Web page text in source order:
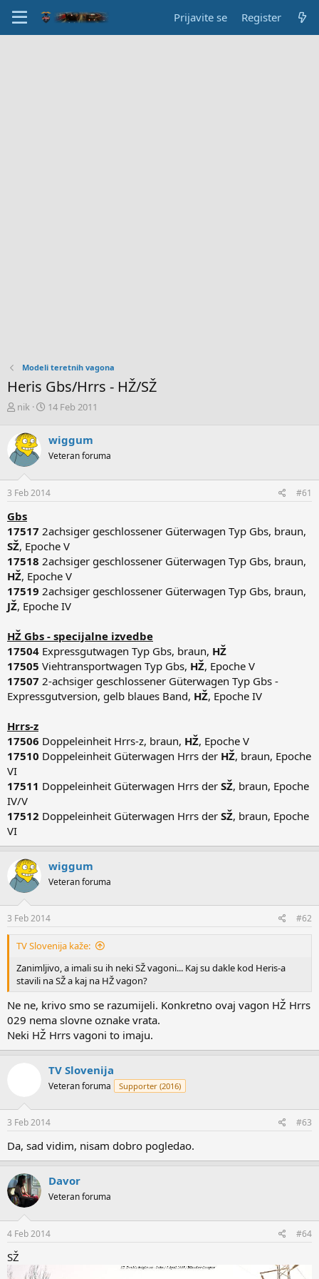
Prijavite se Register
Modeli teretnih vagona
Heris Gbs/Hrrs - HŽ/SŽ
T
r
e
a
d
s
t
r
t
e
r
nik
D
u
m
r
v
p
o
s
t
14 Feb 2011
wiggum
Veteran foruma
3 Feb 2014 #61
Gbs
17517 2achsiger geschlossener Güterwagen Typ Gbs, braun,
SŽ, Epoche V
17518 2achsiger geschlossener Güterwagen Typ Gbs, braun,
HŽ, Epoche V
17519 2achsiger geschlossener Güterwagen Typ Gbs, braun,
JŽ, Epoche IV
HŽ Gbs - specijalne izvedbe
17504 Expressgutwagen Typ Gbs, braun, HŽ
17505 Viehtransportwagen Typ Gbs, HŽ, Epoche V
17507 2-achsiger geschlossener Güterwagen Typ Gbs -
Expressgutversion, gelb blaues Band, HŽ, Epoche IV
Hrrs-z
17506 Doppeleinheit Hrrs-z, braun, HŽ, Epoche V
17510 Doppeleinheit Güterwagen Hrrs der HŽ, braun, Epoche
VI
17511 Doppeleinheit Güterwagen Hrrs der SŽ, braun, Epoche
IV/V
17512 Doppeleinheit Güterwagen Hrrs der SŽ, braun, Epoche
VI
wiggum
Veteran foruma
3 Feb 2014 #62
TV Slovenija kaže:
Zanimljivo, a imali su ih neki SŽ vagoni... Kaj su dakle kod Heris-a
stavili na SŽ a kaj na HŽ vagon?
Ne ne, krivo smo se razumijeli. Konkretno ovaj vagon HŽ Hrrs
029 nema slovne oznake vrata.
Neki HŽ Hrrs vagoni to imaju.
TV Slovenija
Veteran foruma Supporter (2016)
3 Feb 2014 #63
Da, sad vidim, nisam dobro pogledao.
Davor
Veteran foruma
4 Feb 2014 #64
SŽ